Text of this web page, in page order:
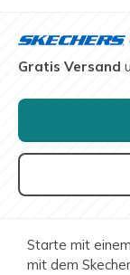
Gratis Versand
Starte mit
mit dem